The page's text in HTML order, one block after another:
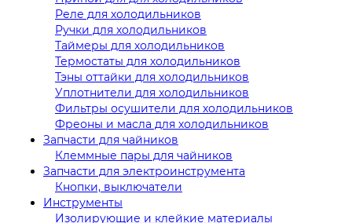
Реле для холодильников
Ручки для холодильников
Таймеры для холодильников
Термостаты для холодильников
Тэны оттайки для холодильников
Уплотнители для холодильников
Фильтры осушители для холодильников
Фреоны и масла для холодильников
Запчасти для чайников
Клеммные пары для чайников
Запчасти для электроинструмента
Кнопки, выключатели
Инструменты
Изолирующие и клейкие материалы